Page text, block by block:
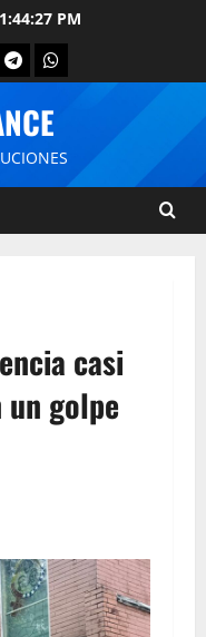
PM
casi
un golpe